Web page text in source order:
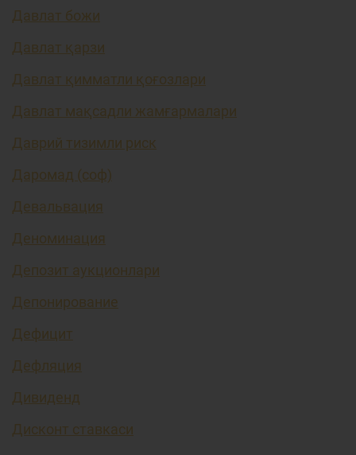
Давлат божи
Давлат қарзи
Давлат қимматли қоғозлари
Давлат мақсадли жамғармалари
Даврий тизимли риск
Даромад (соф)
Девальвация
Деноминация
Депозит аукционлари
Депонирование
Дефицит
Дефляция
Дивиденд
Дисконт ставкаси